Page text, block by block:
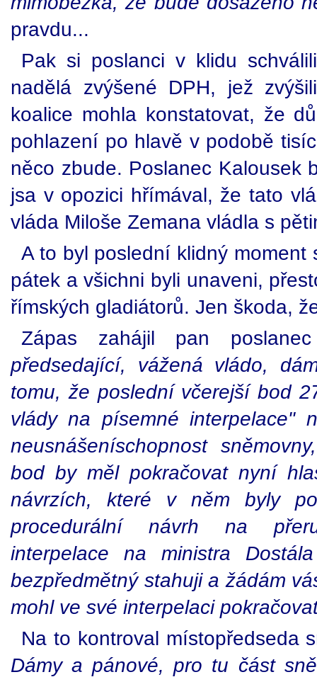
pravdu...
Pak si poslanci v klidu
nadělá zvýšené DPH, jež
koalice mohla konstatovat, že
pohlazení po hlavě v podobě
něco zbude. Poslanec Kalousek
jsa v opozici hřímával, že tato
vláda Miloše Zemana vládla s
A to byl poslední klidný moment
pátek a všichni byli unaveni,
římských gladiátorů. Jen škoda,
Zápas zahájil pan
předsedající, vážená vládo,
tomu, že poslední včerejší bod
vlády na písemné interpelace"
neusnášeníschopnost
bod by měl pokračovat nyní
návrzích, které v něm byly
procedurální návrh na
interpelace na ministra
bezpředmětný stahuji a žádám
mohl ve své interpelaci
Na to kontroval místopředseda
Dámy a pánové, pro tu část